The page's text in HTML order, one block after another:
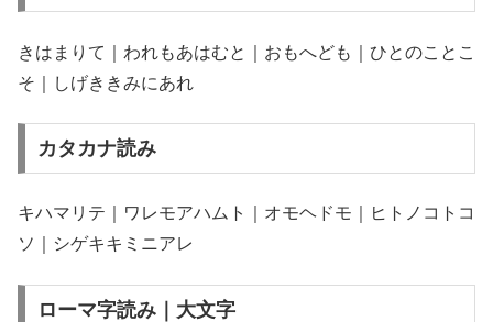
きはまりて｜われもあはむと｜おもへども｜ひとのことこ
そ｜しげききみにあれ
カタカナ読み
キハマリテ｜ワレモアハムト｜オモヘドモ｜ヒトノコトコ
ソ｜シゲキキミニアレ
ローマ字読み｜大文字